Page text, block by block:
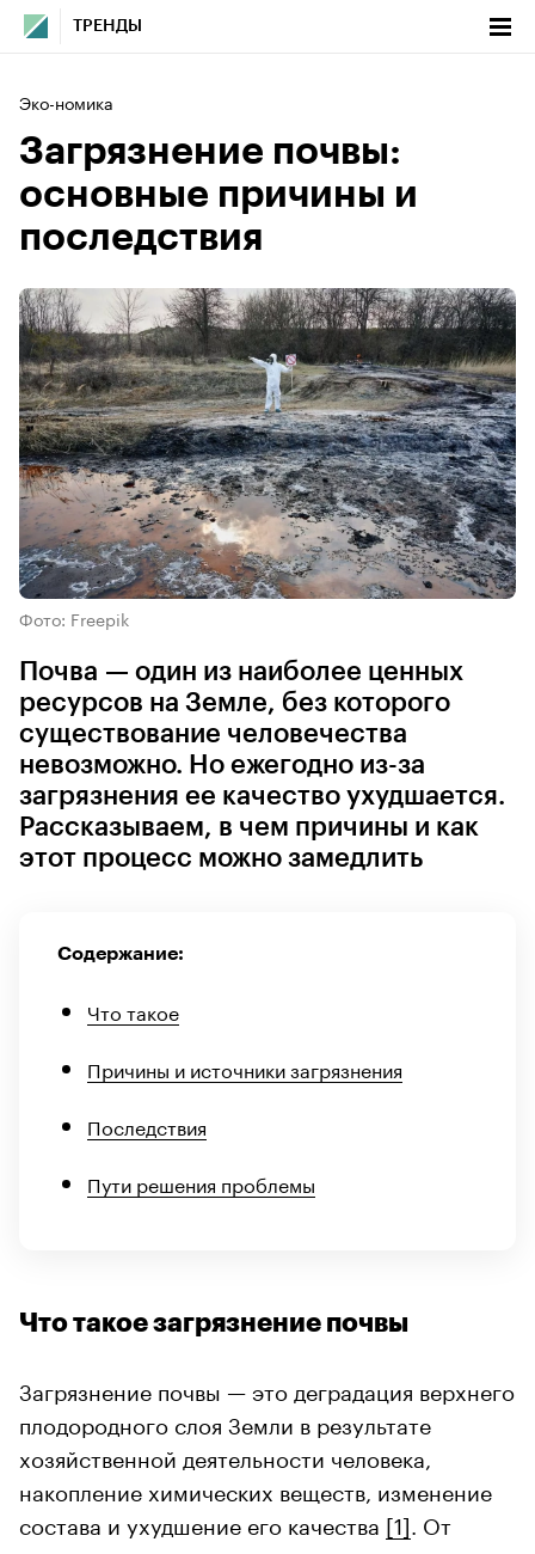
ТРЕНДЫ
Эко-номика
Загрязнение почвы:
основные причины и
последствия
Фото: Freepik
Почва — один из наиболее ценных
ресурсов на Земле, без которого
существование человечества
невозможно. Но ежегодно из-за
загрязнения ее качество ухудшается.
Рассказываем, в чем причины и как
этот процесс можно замедлить
Содержание:
Что такое
Причины и источники загрязнения
Последствия
Пути решения проблемы
Что такое загрязнение почвы
Загрязнение почвы — это деградация верхнего
плодородного слоя Земли в результате
хозяйственной деятельности человека,
накопление химических веществ, изменение
состава и ухудшение его качества [1] . От